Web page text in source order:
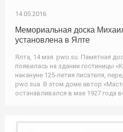
14.05.2016
Мемориальная доска
установлена в Ялте
Ялта, 14 мая. pwo.su. Памятная
появилась на здании гостиницы
накануне 125-летия писателя,
pwo.suа. В этом доме автор
останавливался в мае 1927 года